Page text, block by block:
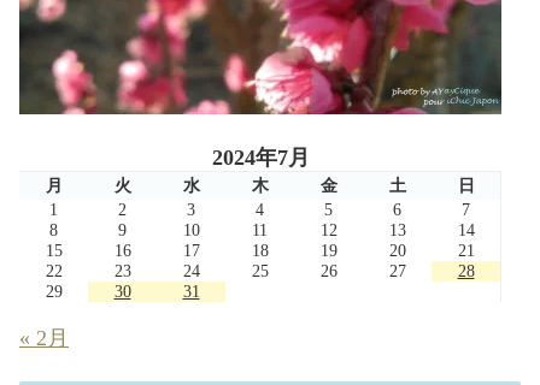
2024年7月
月 火 水 木 金 土
日
1
2 3 4 5 6
7
8
9 10 11 12 13
14
15
16 17 18 19 20
21
22
23 24 25 26 27
28
29
30 31
« 2月